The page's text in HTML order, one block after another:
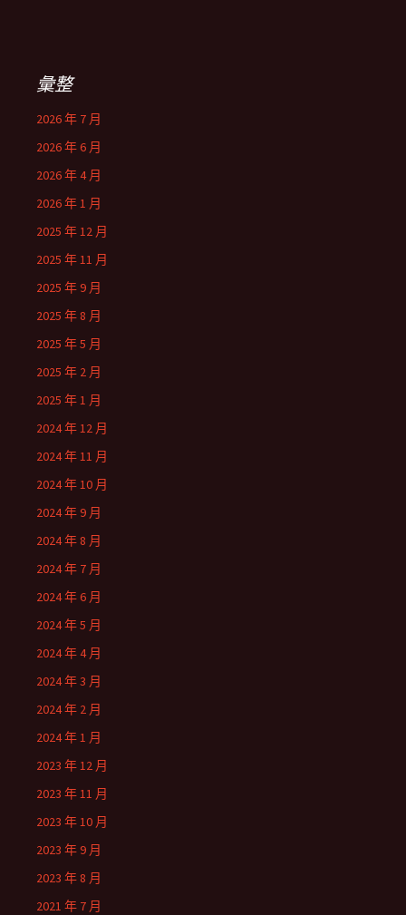
彙整
2026 年 7 月
2026 年 6 月
2026 年 4 月
2026 年 1 月
2025 年 12 月
2025 年 11 月
2025 年 9 月
2025 年 8 月
2025 年 5 月
2025 年 2 月
2025 年 1 月
2024 年 12 月
2024 年 11 月
2024 年 10 月
2024 年 9 月
2024 年 8 月
2024 年 7 月
2024 年 6 月
2024 年 5 月
2024 年 4 月
2024 年 3 月
2024 年 2 月
2024 年 1 月
2023 年 12 月
2023 年 11 月
2023 年 10 月
2023 年 9 月
2023 年 8 月
2021 年 7 月